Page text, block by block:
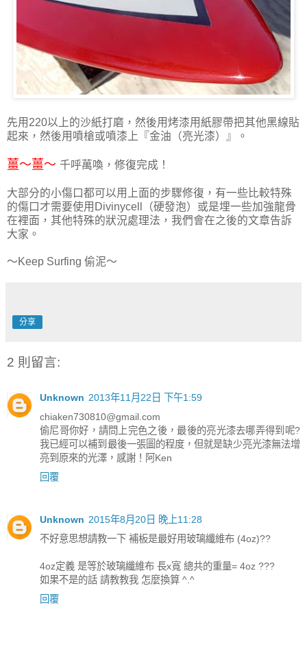
先用220以上的沙紙打磨，然後用烤漆用紙膠帶把其他黑線貼
起來，然後用噴槍或噴漆上『金油（亮光漆）』。
薑～薑～ 千呼萬喚，修復完成！
大部分的小傷口都可以用上面的步驟修復，有一些比較特殊
的傷口才需要使用Divinycell（硬發泡）或是埋一些加強龍骨
在裡面，其他特殊的狀況處理法，我們會在之後的文章告訴
大家。
～Keep Surfing 偷泥～
分享
2 則留言:
Unknown 2013年11月22日 下午1:59
chiaken730810@gmail.com
偷尼哥你好，請問上完色之後，最後的亮光漆去哪弄得到呢?
我已經可以補到最後一張圖的程度，但就是缺少亮光漆無法增
亮到原來的光澤，感謝！阿Ken
回覆
Unknown 2015年8月20日 晚上11:28
不好意思想請教一下 補板是最好用玻璃纖維布 (4oz)??
4oz定義 是等於玻璃纖維布 長x寬 總共的重量= 4oz ???
如果不是的話 請教教我 怎麼換算 ^.^
回覆